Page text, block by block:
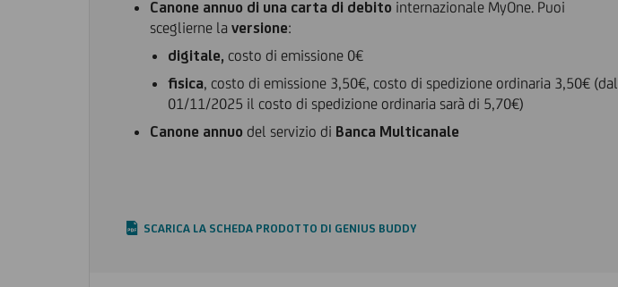
Canone annuo di una carta di debito internazionale MyOne. Puoi
sceglierne la versione:
digitale, costo di emissione 0€
fisica, costo di emissione 3,50€, costo di spedizione ordinaria 3,50€ (dal
01/11/2025 il costo di spedizione ordinaria sarà di 5,70€)
Canone annuo del servizio di Banca Multicanale
SCARICA LA SCHEDA PRODOTTO DI GENIUS BUDDY